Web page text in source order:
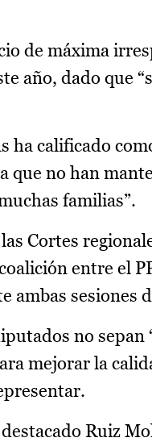
de máxima
año, dado que
calificado
que no han
familias”.
Cortes
entre el
ambas sesiones
no
mejorar la
Ruiz